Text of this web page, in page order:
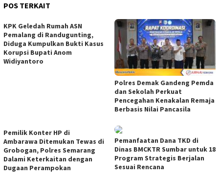
POS TERKAIT
KPK Geledah Rumah ASN
Pemalang di Randugunting,
Diduga Kumpulkan Bukti Kasus
Korupsi Bupati Anom
Widiyantoro
Polres Demak Gandeng Pemda
dan Sekolah Perkuat
Pencegahan Kenakalan Remaja
Berbasis Nilai Pancasila
Pemilik Konter HP di
Ambarawa Ditemukan Tewas di
Grobogan, Polres Semarang
Dalami Keterkaitan dengan
Dugaan Perampokan
Pemanfaatan Dana TKD di
Dinas BMCKTR Sumbar untuk 18
Program Strategis Berjalan
Sesuai Rencana